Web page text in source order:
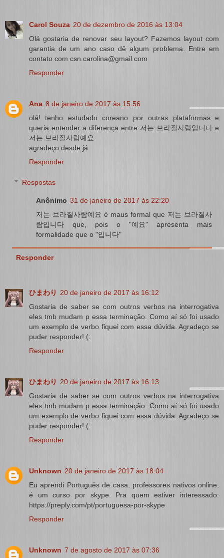
Carol Souza 20 de dezembro de 2016 às 13:04
Olá gostaria de renovar seu layout? Fazemos layout com
garantia de um ano caso dê algum problema. Entre em
contato com csn.carolina@gmail.com
Responder
Ana 8 de janeiro de 2017 às 15:56
olá! tenho estudado coreano por outras plataformas e
queria entender a diferença entre 저는 브라질사람입니다 e
저는 브라질사람예요
agradeço desde já
Responder
Respostas
Anônimo 31 de janeiro de 2017 às 22:20
저는 브라질사람예요 é maus formal que 저는 브라질사
람입니다 que, pois o "예요" apresenta mais
formalidade que o "입니다"
Responder
ひまわり
20 de janeiro de 2017 às 16:12
Gostaria de saber se com outros verbos na interrogativa
eles tmb mudam p essa terminação. Como aí só foi usado
um exemplo de verbo fiquei com essa dúvida. Agradeço se
puder responder! (:
Responder
ひまわり
20 de janeiro de 2017 às 16:13
Gostaria de saber se com outros verbos na interrogativa
eles tmb mudam p essa terminação. Como aí só foi usado
um exemplo de verbo fiquei com essa dúvida. Agradeço se
puder responder! (:
Responder
Unknown 20 de janeiro de 2017 às 18:04
Eu aprendi Português de casa, professores nativos online,
é um curso por skype. Pra quem estiver interessado:
https://preply.com/pt/portuguesa-por-skype
Responder
Unknown 7 de agosto de 2017 às 07:36